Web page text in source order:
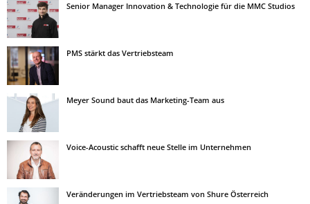
Senior Manager Innovation & Technologie für die MMC Studios
PMS stärkt das Vertriebsteam
Meyer Sound baut das Marketing-Team aus
Voice-Acoustic schafft neue Stelle im Unternehmen
Veränderungen im Vertriebsteam von Shure Österreich